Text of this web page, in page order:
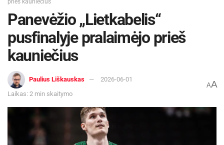
prieš kauniečius
Panevėžio „Lietkabelis“
pusfinalyje pralaimėjo prieš
kauniečius
Paulius Liškauskas
2026-06-01
Laikas: 2 min skaitymo
AA